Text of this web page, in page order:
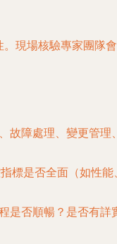
現場核驗專家團隊
故障處理、變更管
標是否全面（如性
是否順暢？是否有